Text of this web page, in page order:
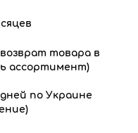
товара в
ассортимент)
по Украине